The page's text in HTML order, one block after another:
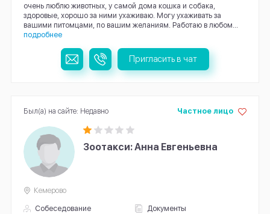
очень люблю животных, у самой дома кошка и собака,
здоровые, хорошо за ними ухаживаю. Могу ухаживать за
вашими питомцами, по вашим желаниям. Работаю в любом...
подробнее
Пригласить в чат
Зоотакси: Анна Евгеньевна
Собеседование
Документы
Частное лицо
Кемерово
Был(а) на сайте: Недавно